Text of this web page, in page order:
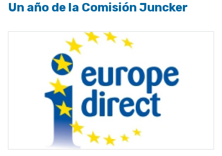
Un año de la Comisión Juncker